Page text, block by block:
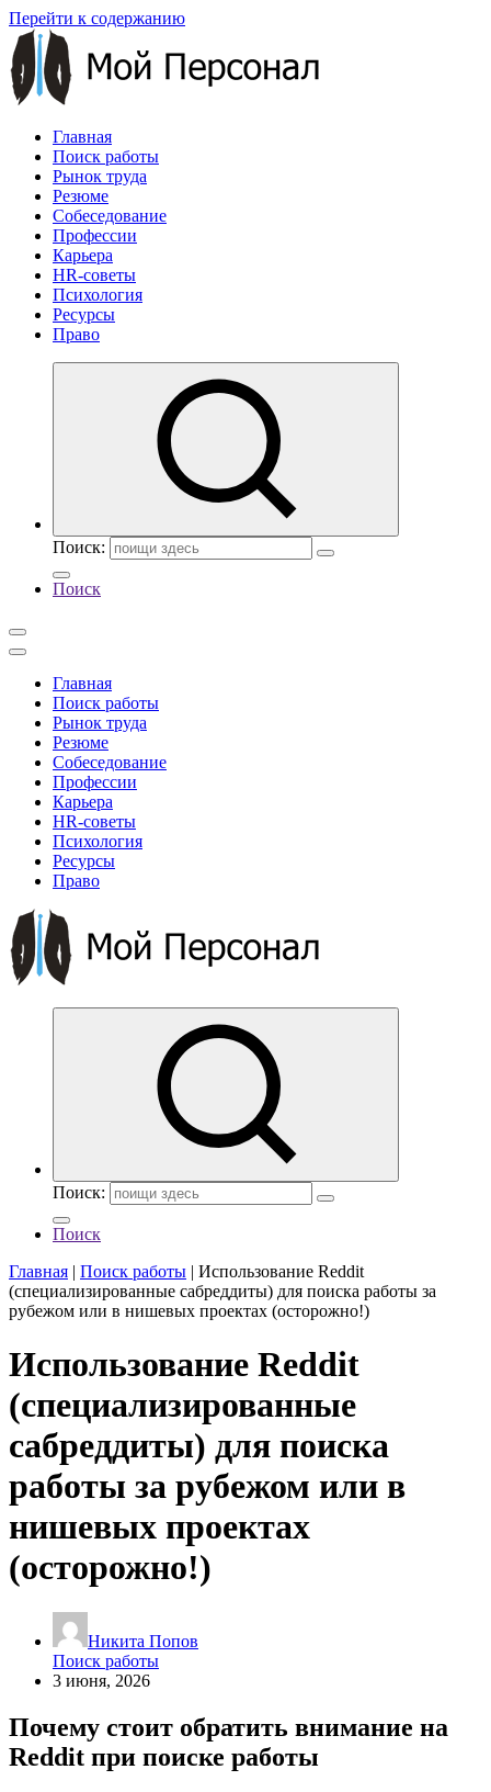
Перейти к содержанию
Главная
Поиск работы
Рынок труда
Резюме
Собеседование
Профессии
Карьера
HR-советы
Психология
Ресурсы
Право
Поиск:
Поиск
Главная
Поиск работы
Рынок труда
Резюме
Собеседование
Профессии
Карьера
HR-советы
Психология
Ресурсы
Право
Поиск:
Поиск
Главная | Поиск работы | Использование Reddit
(специализированные сабреддиты) для поиска работы за
рубежом или в нишевых проектах (осторожно!)
Использование Reddit
(специализированные
сабреддиты) для поиска
работы за рубежом или в
нишевых проектах
(осторожно!)
Никита Попов
Поиск работы
3 июня, 2026
Почему стоит обратить внимание на
Reddit при поиске работы